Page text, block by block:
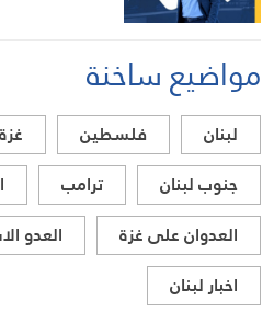
مواضيع ساخنة
لبنان فلسطين غزة
جنوب لبنان
ترامب
العدوان على غزة
العدو
اخبار لبنان